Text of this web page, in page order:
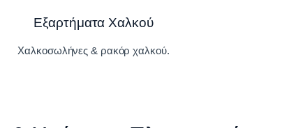
Εξαρτήματα Χαλκού
Χαλκοσωλήνες & ρακόρ χαλκού.